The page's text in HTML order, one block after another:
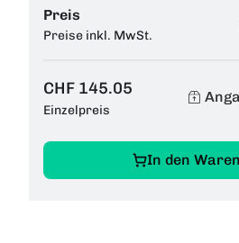
Preis
Preise inkl. MwSt.
CHF 145.05
Einzelpreis
In den